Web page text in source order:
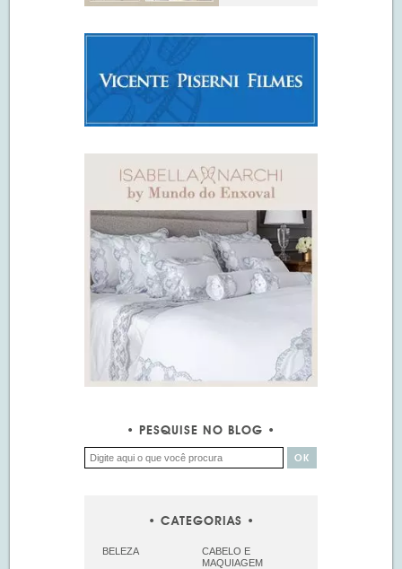
PESQUISE NO BLOG
CATEGORIAS
BELEZA
CABELO E
MAQUIAGEM